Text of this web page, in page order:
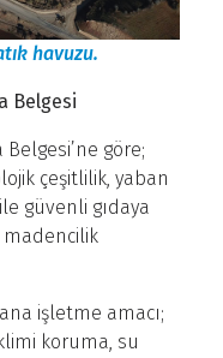
havuzu.
Belgesi
göre;
çeşitlilik, yaban
güvenli gıdaya
madencilik
işletme amacı;
koruma, su